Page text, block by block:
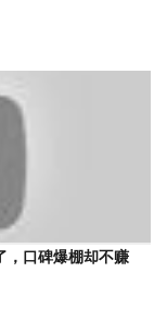
，口碑爆棚却不赚